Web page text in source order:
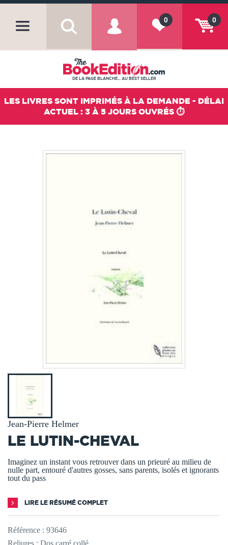
0
0
DE LA PAGE BLANCHE... AU BEST SELLER
LES LIVRES SONT IMPRIMÉS À LA DEMANDE - DÉLAI
ACTUEL : 3 À 5 JOURS OUVRÉS ⏱️
Jean-Pierre Helmer
LE LUTIN-CHEVAL
Imaginez un instant vous retrouver dans un prieuré au milieu de
nulle part, entouré d'autres gosses, sans parents, isolés et ignorants
tout du pass
LIRE LE RÉSUMÉ COMPLET
Référence : 93646